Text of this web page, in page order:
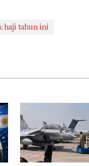
haji tahun ini